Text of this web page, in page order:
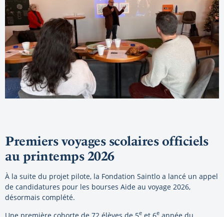
Premiers voyages scolaires officiels
au printemps 2026
À la suite du projet pilote, la Fondation Saintlo a lancé un appel
de candidatures pour les bourses Aide au voyage 2026,
désormais complété.
Une première cohorte de 72 élèves de 5e et 6e année du